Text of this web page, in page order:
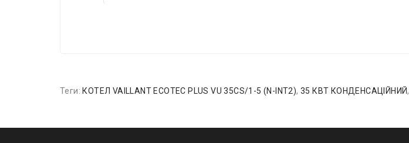
Теги: КОТЕЛ VAILLANT ECOTEC PLUS VU 35CS/1-5 (N-INT2),35 КВТ КОНДЕНСАЦІЙНИЙ,